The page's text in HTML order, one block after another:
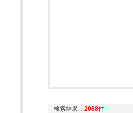
検索結果： 2088件